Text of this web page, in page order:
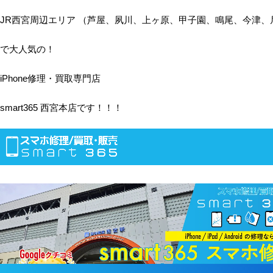
JR西宮周辺エリア （芦屋、夙川、上ヶ原、甲子園、鳴尾、今津、
で大人気の！
iPhone修理・買取専門店
smart365 西宮本店です！！！